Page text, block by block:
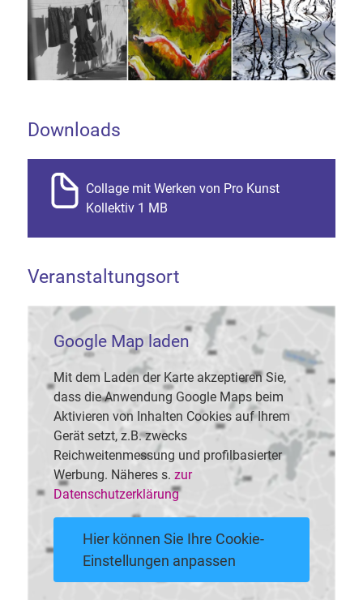
Downloads
Collage mit Werken von Pro Kunst
Kollektiv 1 MB
Veranstaltungsort
Google Map laden
Mit dem Laden der Karte akzeptieren Sie,
dass die Anwendung Google Maps beim
Aktivieren von Inhalten Cookies auf Ihrem
Gerät setzt, z.B. zwecks
Reichweitenmessung und profilbasierter
Werbung. Näheres s. zur
Datenschutzerklärung
Hier können Sie Ihre Cookie-
Einstellungen anpassen